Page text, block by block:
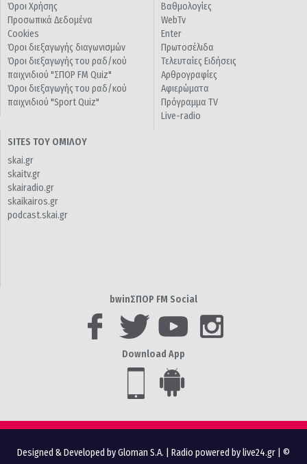
Όροι Χρήσης
Προσωπικά Δεδομένα
Cookies
Όροι διεξαγωγής διαγωνισμών
Όροι διεξαγωγής του ραδ/κού
παιχνιδιού "ΣΠΟΡ FM Quiz"
Όροι διεξαγωγής του ραδ/κού
παιχνιδιού "Sport Quiz"
Βαθμολογίες
WebTv
Enter
Πρωτοσέλιδα
Τελευταίες Ειδήσεις
Αρθρογραφίες
Αφιερώματα
Πρόγραμμα TV
Live-radio
SITES ΤΟΥ ΟΜΙΛΟΥ
skai.gr
skaitv.gr
skairadio.gr
skaikairos.gr
podcast.skai.gr
bwinΣΠΟΡ FM Social
Download App
Designed & Developed by Gloman S.A. Radio powered by live24.gr | ©